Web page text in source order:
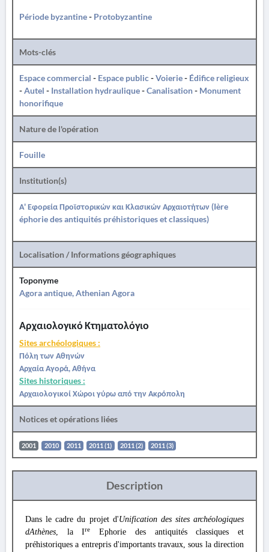
Période byzantine- Protobyzantine
Mots-clés
Espace commercial - Espace public-Voierie- Édifice religieux
-Autel - Installation hydraulique-Canalisation- Monument
honorifique
Nature de l'opération
Fouille
Institution(s)
Α' Εφορεία Προϊστορικών και Κλασικών Αρχαιοτήτων (Ière
éphorie des antiquités préhistoriques et classiques)
Localisation / Informations géographiques
Toponyme
Agora antique, Athenian Agora
Αρχαιολογικό Κτηματολόγιο
Sites archéologiques :
Πόλη των Αθηνών
Αρχαία Αγορά, Αθήνα
Sites historiques :
Αρχαιολογικοί Χώροι γύρω από την Ακρόπολη
Notices et opérations liées
2001 2010 2011 2011 (1) 2011 (2) 2011 (3)
Description
Dans le cadre du projet d'Unification des sites archéologiques
dAthènes, la Ire
Ephorie des antiquités classiques et
préhistoriques a entrepris d'importants travaux, sous la direction